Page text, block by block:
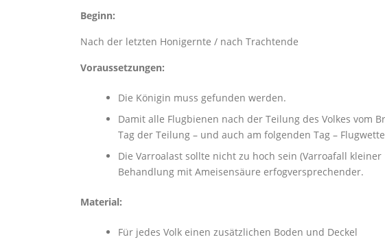
Beginn:
Nach der letzten Honigernte / nach Trachtende
Voraussetzungen:
Die Königin muss gefunden werden.
Damit alle Flugbienen nach der Teilung des Volkes vom
Tag der Teilung – und auch am folgenden Tag –
Die Varroalast sollte nicht zu hoch sein (Varroafall
Behandlung mit Ameisensäure erfogversprechender.
Material:
Für jedes Volk einen zusätzlichen Boden und Deckel